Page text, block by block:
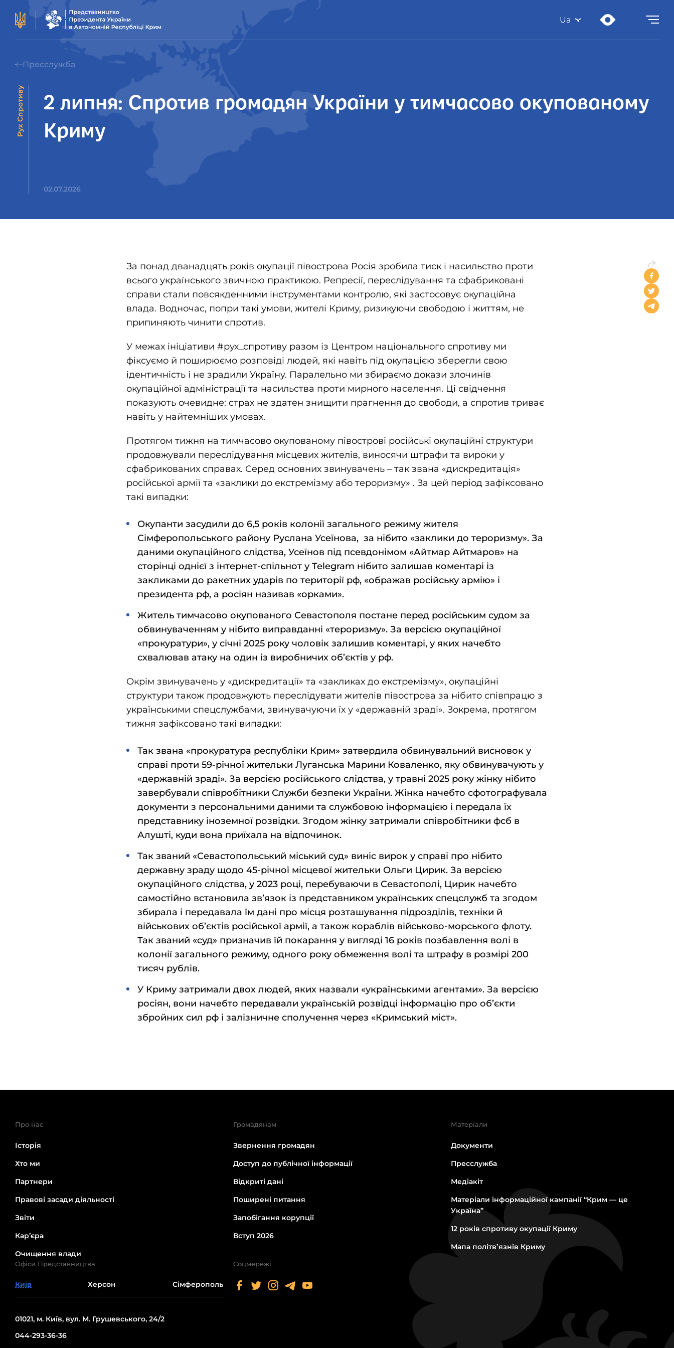
Ua
Пресслужба
Рух Спротиву
2 липня: Спротив громадян України у тимчасово окупованому
Криму
02.07.2026
За понад дванадцять років окупації півострова Росія зробила тиск і насильство проти
всього українського звичною практикою. Репресії, переслідування та сфабриковані
справи стали повсякденними інструментами контролю, які застосовує окупаційна
влада. Водночас, попри такі умови, жителі Криму, ризикуючи свободою і життям, не
припиняють чинити спротив.
У межах ініціативи #рух_спротиву разом із Центром національного спротиву ми
фіксуємо й поширюємо розповіді людей, які навіть під окупацією зберегли свою
ідентичність і не зрадили Україну. Паралельно ми збираємо докази злочинів
окупаційної адміністрації та насильства проти мирного населення. Ці свідчення
показують очевидне: страх не здатен знищити прагнення до свободи, а спротив триває
навіть у найтемніших умовах.
Протягом тижня на тимчасово окупованому півострові російські окупаційні структури
продовжували переслідування місцевих жителів, виносячи штрафи та вироки у
сфабрикованих справах. Серед основних звинувачень – так звана «дискредитація»
російської армії та «заклики до екстремізму або тероризму» . За цей період зафіксовано
такі випадки:
Окупанти засудили до 6,5 років колонії загального режиму жителя
Сімферопольського району Руслана Усеїнова, за нібито «заклики до тероризму». За
даними окупаційного слідства, Усеїнов під псевдонімом «Айтмар Айтмаров» на
сторінці однієї з інтернет-спільнот у Telegram нібито залишав коментарі із
закликами до ракетних ударів по території рф, «ображав російську армію» і
президента рф, а росіян називав «орками».
Житель тимчасово окупованого Севастополя постане перед російським судом за
обвинуваченням у нібито виправданні «тероризму». За версією окупаційної
«прокуратури», у січні 2025 року чоловік залишив коментарі, у яких начебто
схвалював атаку на один із виробничих об’єктів у рф.
Окрім звинувачень у «дискредитації» та «закликах до екстремізму», окупаційні
структури також продовжують переслідувати жителів півострова за нібито співпрацю з
українськими спецслужбами, звинувачуючи їх у «державній зраді». Зокрема, протягом
тижня зафіксовано такі випадки:
Так звана «прокуратура республіки Крим» затвердила обвинувальний висновок у
справі проти 59-річної жительки Луганська Марини Коваленко, яку обвинувачують у
«державній зраді». За версією російського слідства, у травні 2025 року жінку нібито
завербували співробітники Служби безпеки України. Жінка начебто сфотографувала
документи з персональними даними та службовою інформацією і передала їх
представнику іноземної розвідки. Згодом жінку затримали співробітники фсб в
Алушті, куди вона приїхала на відпочинок.
Так званий «Севастопольський міський суд» виніс вирок у справі про нібито
державну зраду щодо 45-річної місцевої жительки Ольги Цирик. За версією
окупаційного слідства, у 2023 році, перебуваючи в Севастополі, Цирик начебто
самостійно встановила зв’язок із представником українських спецслужб та згодом
збирала і передавала їм дані про місця розташування підрозділів, техніки й
військових об’єктів російської армії, а також кораблів військово-морського флоту.
Так званий «суд» призначив їй покарання у вигляді 16 років позбавлення волі в
колонії загального режиму, одного року обмеження волі та штрафу в розмірі 200
тисяч рублів.
У Криму затримали двох людей, яких назвали «українськими агентами». За версією
росіян, вони начебто передавали українській розвідці інформацію про об’єкти
збройних сил рф і залізничне сполучення через «Кримський міст».
Про нас
Історія
Хто ми
Партнери
Правові засади діяльності
Звіти
Кар’єра
Очищення влади
Громадянам
Звернення громадян
Доступ до публічної інформації
Відкриті дані
Поширені питання
Запобігання корупції
Вступ 2026
Матеріали
Документи
Пресслужба
Медіакіт
Матеріали інформаційної кампанії “Крим — це
Україна”
12 років спротиву окупації Криму
Мапа політвʼязнів Криму
Офіси Представництва
Київ Херсон Сімферополь
01021, м. Київ, вул. М. Грушевського, 24/2
044-293-36-36
Соцмережі